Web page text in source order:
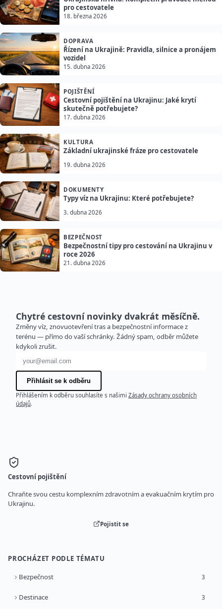
pro cestovatele
18. března 2026
DOPRAVA
Řízení na Ukrajině: Pravidla, silnice a pronájem
vozidel
15. dubna 2026
POJIŠTĚNÍ
Cestovní pojištění na Ukrajinu: Jaké krytí
skutečně potřebujete?
17. dubna 2026
KULTURA
Základní ukrajinské fráze pro cestovatele
19. dubna 2026
DOKUMENTY
Typy víz na Ukrajinu: Které potřebujete?
3. dubna 2026
BEZPEČNOST
Bezpečnostní tipy pro cestování na Ukrajinu v
roce 2026
21. dubna 2026
Chytré cestovní novinky dvakrát měsíčně.
Změny víz, znovuotevření tras a bezpečnostní informace z
terénu — přímo do vaší schránky. Žádný spam, odběr můžete
kdykoli zrušit.
E-mailová adresa
Přihlásit se k odběru
Přihlášením k odběru souhlasíte s našimi Zásady ochrany osobních
údajů.
Cestovní pojištění
Chraňte svou cestu komplexním zdravotním a evakuačním krytím pro
Ukrajinu.
Pojistit se
PROCHÁZET PODLE TÉMATU
Bezpečnost 3
Destinace 3